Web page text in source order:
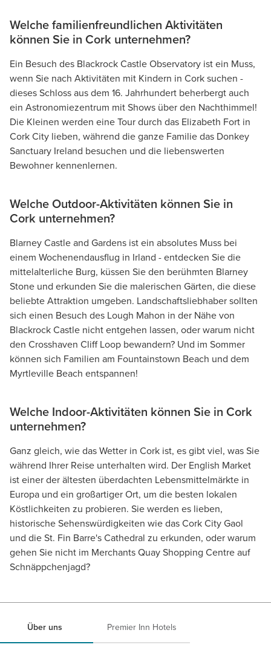
Welche familienfreundlichen Aktivitäten
können Sie in Cork unternehmen?
Ein Besuch des Blackrock Castle Observatory ist ein Muss,
wenn Sie nach Aktivitäten mit Kindern in Cork suchen -
dieses Schloss aus dem 16. Jahrhundert beherbergt auch
ein Astronomiezentrum mit Shows über den Nachthimmel!
Die Kleinen werden eine Tour durch das Elizabeth Fort in
Cork City lieben, während die ganze Familie das Donkey
Sanctuary Ireland besuchen und die liebenswerten
Bewohner kennenlernen.
Welche Outdoor-Aktivitäten können Sie in
Cork unternehmen?
Blarney Castle and Gardens ist ein absolutes Muss bei
einem Wochenendausflug in Irland - entdecken Sie die
mittelalterliche Burg, küssen Sie den berühmten Blarney
Stone und erkunden Sie die malerischen Gärten, die diese
beliebte Attraktion umgeben. Landschaftsliebhaber sollten
sich einen Besuch des Lough Mahon in der Nähe von
Blackrock Castle nicht entgehen lassen, oder warum nicht
den Crosshaven Cliff Loop bewandern? Und im Sommer
können sich Familien am Fountainstown Beach und dem
Myrtleville Beach entspannen!
Welche Indoor-Aktivitäten können Sie in Cork
unternehmen?
Ganz gleich, wie das Wetter in Cork ist, es gibt viel, was Sie
während Ihrer Reise unterhalten wird. Der English Market
ist einer der ältesten überdachten Lebensmittelmärkte in
Europa und ein großartiger Ort, um die besten lokalen
Köstlichkeiten zu probieren. Sie werden es lieben,
historische Sehenswürdigkeiten wie das Cork City Gaol
und die St. Fin Barre's Cathedral zu erkunden, oder warum
gehen Sie nicht im Merchants Quay Shopping Centre auf
Schnäppchenjagd?
Über uns Premier Inn Hotels